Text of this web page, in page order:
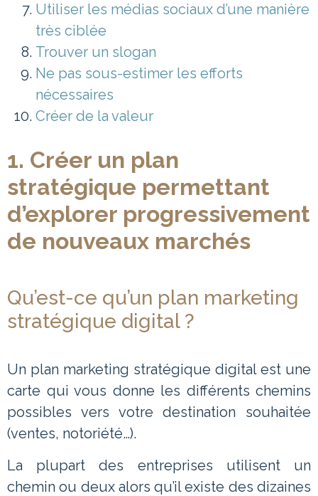
Utiliser les médias sociaux d’une manière
très ciblée
Trouver un slogan
Ne pas sous-estimer les efforts
nécessaires
Créer de la valeur
1. Créer un plan
stratégique permettant
d’explorer progressivement
de nouveaux marchés
Qu’est-ce qu’un plan marketing
stratégique digital ?
Un plan marketing stratégique digital est une
carte qui vous donne les différents chemins
possibles vers votre destination souhaitée
(ventes, notoriété…).
La plupart des entreprises utilisent un
chemin ou deux alors qu’il existe des dizaines